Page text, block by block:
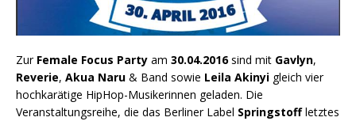
Zur Female Focus Party am 30.04.2016sind mit Gavlyn,
Reverie, Akua Naru & Band sowie Leila Akinyi gleich vier
hochkarätige HipHop-Musikerinnen geladen. Die
Veranstaltungsreihe, die das Berliner Label Springstoffletztes